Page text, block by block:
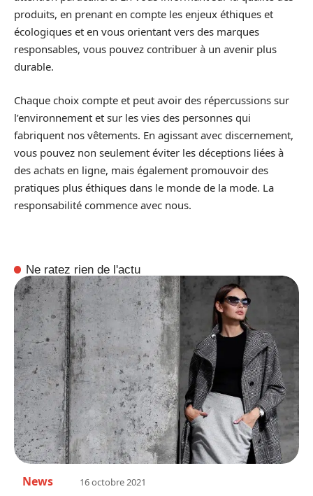
produits, en prenant en compte les enjeux éthiques et
écologiques et en vous orientant vers des marques
responsables, vous pouvez contribuer à un avenir plus
durable.
Chaque choix compte et peut avoir des répercussions sur
l’environnement et sur les vies des personnes qui
fabriquent nos vêtements. En agissant avec discernement,
vous pouvez non seulement éviter les déceptions liées à
des achats en ligne, mais également promouvoir des
pratiques plus éthiques dans le monde de la mode. La
responsabilité commence avec nous.
Ne ratez rien de l'actu
News 16 octobre 2021